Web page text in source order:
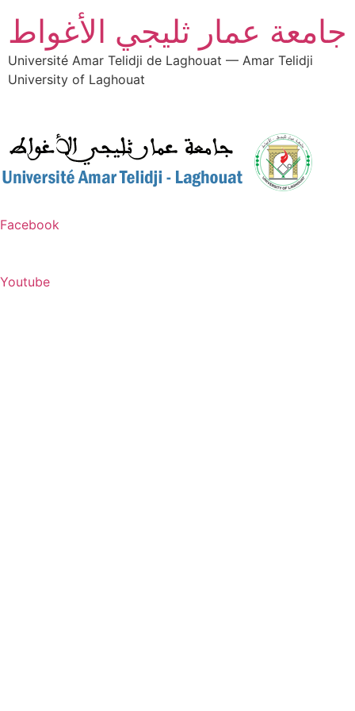
جامعة عمار ثليجي الأغواط
Université Amar Telidji de Laghouat — Amar Telidji
University of Laghouat
Facebook
Youtube